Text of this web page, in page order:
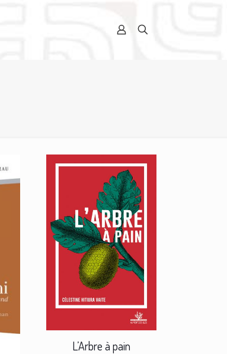
L’Arbre à pain